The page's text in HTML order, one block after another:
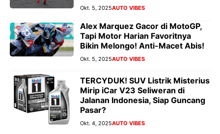
Okt. 5, 2025AUTO VIBES
Alex Marquez Gacor di MotoGP,
Tapi Motor Harian Favoritnya
Bikin Melongo! Anti-Macet Abis!
Okt. 5, 2025AUTO VIBES
TERCYDUK! SUV Listrik Misterius
Mirip iCar V23 Seliweran di
Jalanan Indonesia, Siap Guncang
Pasar?
Okt. 4, 2025AUTO VIBES